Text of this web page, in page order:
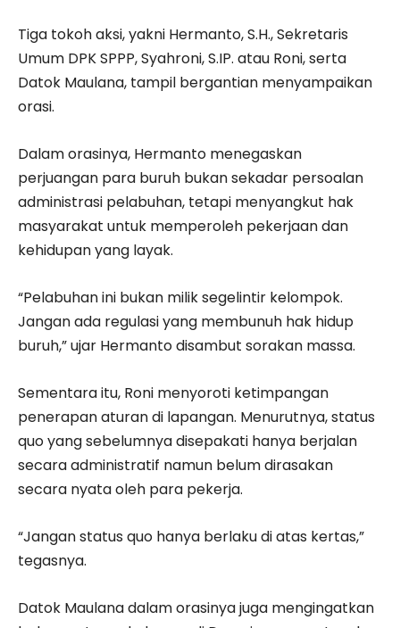
Tiga tokoh aksi, yakni Hermanto, S.H., Sekretaris
Umum DPK SPPP, Syahroni, S.IP. atau Roni, serta
Datok Maulana, tampil bergantian menyampaikan
orasi.
Dalam orasinya, Hermanto menegaskan
perjuangan para buruh bukan sekadar persoalan
administrasi pelabuhan, tetapi menyangkut hak
masyarakat untuk memperoleh pekerjaan dan
kehidupan yang layak.
“Pelabuhan ini bukan milik segelintir kelompok.
Jangan ada regulasi yang membunuh hak hidup
buruh,” ujar Hermanto disambut sorakan massa.
Sementara itu, Roni menyoroti ketimpangan
penerapan aturan di lapangan. Menurutnya, status
quo yang sebelumnya disepakati hanya berjalan
secara administratif namun belum dirasakan
secara nyata oleh para pekerja.
“Jangan status quo hanya berlaku di atas kertas,”
tegasnya.
Datok Maulana dalam orasinya juga mengingatkan